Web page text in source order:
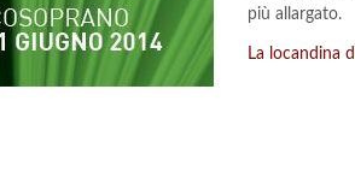
più allargato.
La locandina